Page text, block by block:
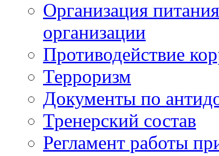
Организация
организации
Противодействие
Терроризм
Документы по
Тренерский состав
Регламент работы